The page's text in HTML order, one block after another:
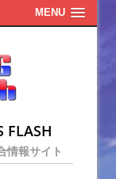
MENU
FLASH
情報サイト